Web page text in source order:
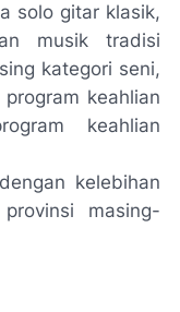
solo gitar klasik,
musik tradisi
kategori seni,
keahlian
keahlian
kelebihan
masing-